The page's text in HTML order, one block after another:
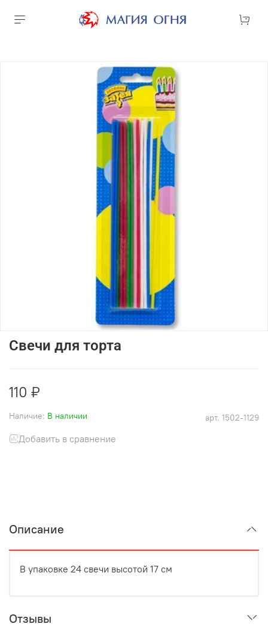
арт. 1502-1129
Наличие: В наличии
Свечи для торта
110 ₽
Добавить в сравнение
Описание
В упаковке 24 свечи высотой 17 см
Отзывы